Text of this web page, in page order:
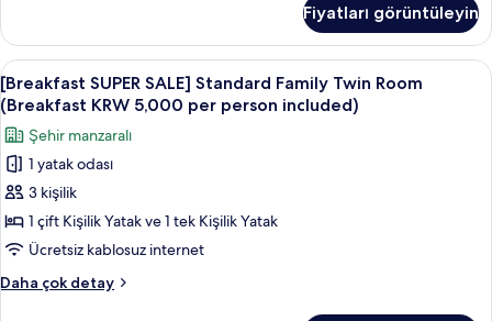
included)
için
tüm
fotoğrafları
görün
Twin
Room
(Breakfast
KRW
5,000
per
person
included)
hakkında
daha
detay
Fiyatları görüntüleyin
[Breakfast
SUPER
SALE]
Standard
Family
Twin
Room
(Breakfast
KRW
5,000
Kaliteli yatak takımı, kuştüyü yorgan,
7
[Breakfast SUPER SALE] Standard Family Twin Room
(Breakfast KRW 5,000 per person included)
Şehir manzaralı
1 yatak odası
3 kişilik
1 çift Kişilik Yatak ve 1 tek Kişilik Yatak
Ücretsiz kablosuz internet
Daha çok detay
[Breakfast